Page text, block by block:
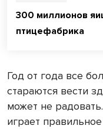
300 миллионов
птицефабрика
Год от года все
стараются вести
может не
играет